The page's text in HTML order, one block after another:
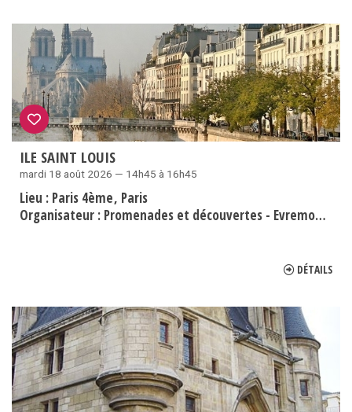
ILE SAINT LOUIS
mardi 18 août 2026 — 14h45 à 16h45
Lieu : Paris 4ème Paris
Organisateur : Promenades et découvertes - Evremond Bac
DÉTAILS